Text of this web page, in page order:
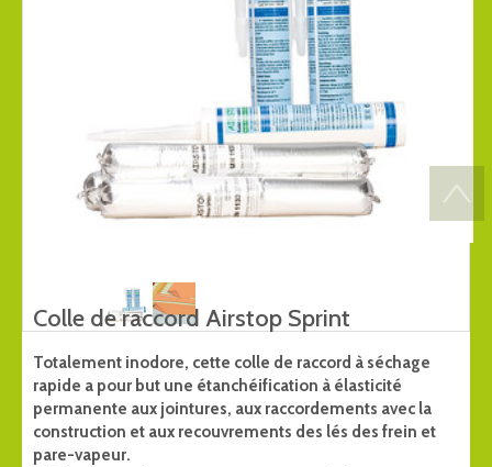
Colle de raccord Airstop Sprint
Totalement inodore, cette colle de raccord à séchage
rapide a pour but une étanchéification à élasticité
permanente aux jointures, aux raccordements avec la
construction et aux recouvrements des lés des frein et
pare-vapeur.